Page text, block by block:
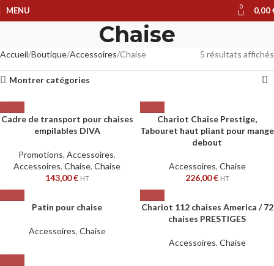
MENU 0 0,00
Chaise
Accueil Boutique Accessoires Chaise 5 résultats affichés
Montrer catégories
Cadre de transport pour chaises
empilables DIVA
Promotions, Accessoires,
Accessoires, Chaise, Chaise
143,00€ HT
Chariot Chaise Prestige,
Tabouret haut pliant pour mange
debout
Accessoires, Chaise
226,00€ HT
Patin pour chaise
Accessoires, Chaise
Chariot 112 chaises America / 72
chaises PRESTIGES
Accessoires, Chaise